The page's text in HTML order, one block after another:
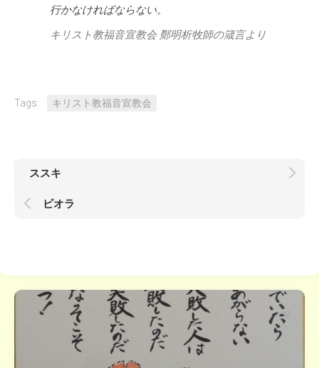
行かなければならない。
キリスト教福音宣教会 鄭明析牧師の箴言より
Tags: キリスト教福音宣教会
ススキ
ビオラ